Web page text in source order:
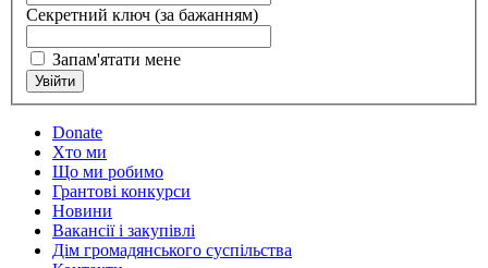
Секретний ключ (за бажанням)
Запам'ятати мене
Увійти
Donate
Хто ми
Що ми робимо
Грантові конкурси
Новини
Вакансії і закупівлі
Дім громадянського суспільства